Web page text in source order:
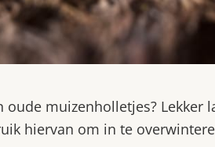
muizenholletjes? Lekker
hiervan om in te